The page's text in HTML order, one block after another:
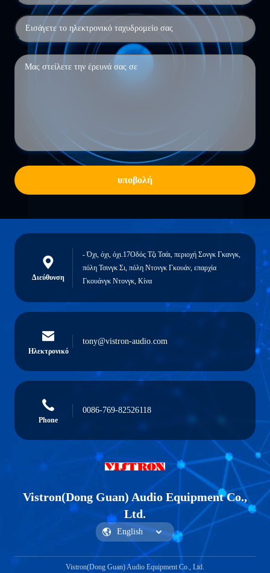
υποβολή
Διεύθυνση
- Όχι, όχι, όχι.17Οδός Τζι Τσάι, περιοχή Σονγκ Γκανγκ,
πόλη Τσινγκ Σι, πόλη Ντονγκ Γκουάν, επαρχία
Γκουάνγκ Ντονγκ, Κίνα
Ηλεκτρονικό
tony@vistron-audio.com
Phone
0086-769-82526118
Vistron(Dong Guan) Audio Equipment Co.,
Ltd.
Vistron(Dong Guan) Audio Equipment Co., Ltd.